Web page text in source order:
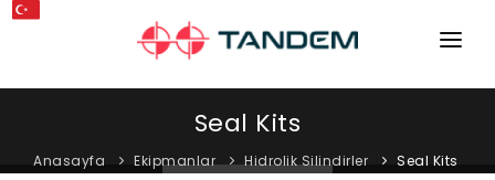
ANA SAYFA
Seal Kits
Anasayfa Ekipmanlar Hidrolik Silindirler Seal Kits